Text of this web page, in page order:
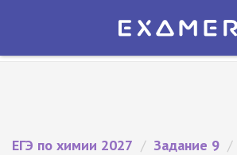
Экзамер — ЕГЭ 2027
ЕГЭ по химии 2027 / Задание 9 /